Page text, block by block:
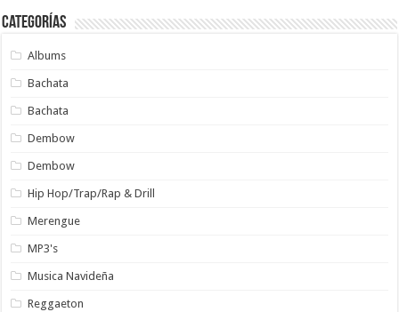
Categorías
Albums
Bachata
Bachata
Dembow
Dembow
Hip Hop/Trap/Rap & Drill
Merengue
MP3's
Musica Navideña
Reggaeton